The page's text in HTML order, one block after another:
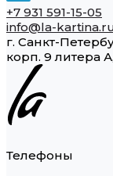
+7 931 591-15-05
info@la-
г. Санкт-
корп. 9 литера
Телефоны